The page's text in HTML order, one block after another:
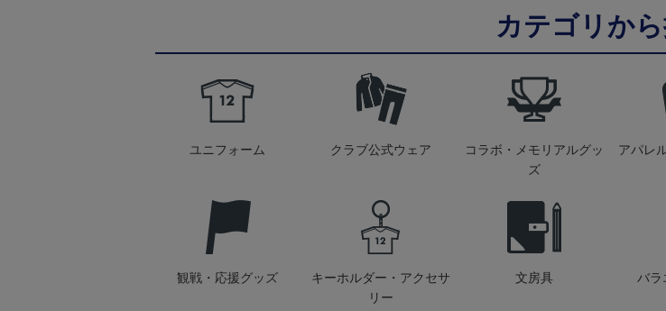
カテゴリか
ユニフォーム クラブ公式ウェア
コラボ・メモリアルグッ
ズ
アパレ
観戦・応援グッズ
キーホルダー・アクセサ
リー
文房具 バラ